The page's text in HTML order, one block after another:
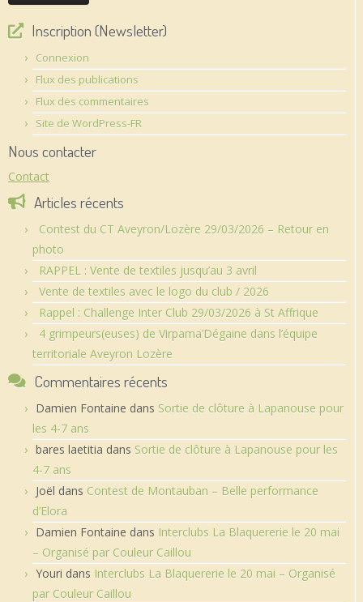
Inscription (Newsletter)
Connexion
Flux des publications
Flux des commentaires
Site de WordPress-FR
Nous contacter
Contact
Articles récents
Contest du CT Aveyron/Lozère 29/03/2026 – Retour en
photo
RAPPEL : Vente de textiles jusqu’au 3 avril
Vente de textiles avec le logo du club / 2026
Rappel : Challenge Inter Club 29/03/2026 à St Affrique
4 grimpeurs(euses) de Virpama’Dégaine dans l’équipe
territoriale Aveyron Lozère
Commentaires récents
Damien Fontaine dans Sortie de clôture à Lapanouse pour
les 4-7 ans
bares laetitia dans Sortie de clôture à Lapanouse pour les
4-7 ans
Joël dans Contest de Montauban – Belle performance
d’Elora
Damien Fontaine dans Interclubs La Blaquererie le 20 mai
– Organisé par Couleur Caillou
Youri dans Interclubs La Blaquererie le 20 mai – Organisé
par Couleur Caillou